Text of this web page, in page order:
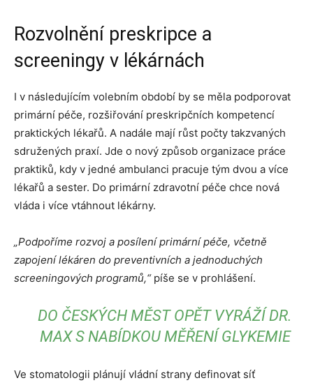
Rozvolnění preskripce a
screeningy v lékárnách
I v následujícím volebním období by se měla podporovat
primární péče, rozšiřování preskripčních kompetencí
praktických lékařů. A nadále mají růst počty takzvaných
sdružených praxí. Jde o nový způsob organizace práce
praktiků, kdy v jedné ambulanci pracuje tým dvou a více
lékařů a sester. Do primární zdravotní péče chce nová
vláda i více vtáhnout lékárny.
„Podpoříme rozvoj a posílení primární péče, včetně
zapojení lékáren do preventivních a jednoduchých
screeningových programů,“ píše se v prohlášení.
DO ČESKÝCH MĚST OPĚT VYRÁŽÍ DR.
MAX S NABÍDKOU MĚŘENÍ GLYKEMIE
Ve stomatologii plánují vládní strany definovat síť